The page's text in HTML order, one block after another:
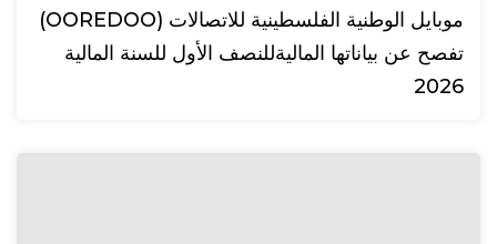
موبايل الوطنية الفلسطينية للاتصالات (OOREDOO)
تفصح عن بياناتها الماليةللنصف الأول للسنة المالية
2026